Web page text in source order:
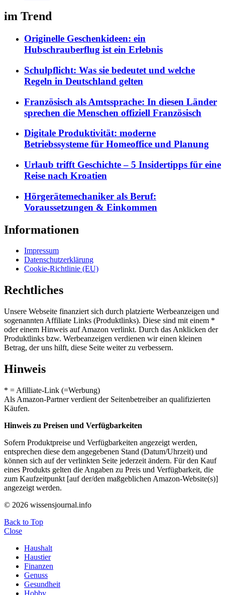
im Trend
Originelle Geschenkideen: ein
Hubschrauberflug ist ein Erlebnis
Schulpflicht: Was sie bedeutet und welche
Regeln in Deutschland gelten
Französisch als Amtssprache: In diesen Länder
sprechen die Menschen offiziell Französisch
Digitale Produktivität: moderne
Betriebssysteme für Homeoffice und Planung
Urlaub trifft Geschichte – 5 Insidertipps für eine
Reise nach Kroatien
Hörgerätemechaniker als Beruf:
Voraussetzungen & Einkommen
Informationen
Impressum
Datenschutzerklärung
Cookie-Richtlinie (EU)
Rechtliches
Unsere Webseite finanziert sich durch platzierte Werbeanzeigen und
sogenannten Affiliate Links (Produktlinks). Diese sind mit einem *
oder einem Hinweis auf Amazon verlinkt. Durch das Anklicken der
Produktlinks bzw. Werbeanzeigen verdienen wir einen kleinen
Betrag, der uns hilft, diese Seite weiter zu verbessern.
Hinweis
* = Afilliate-Link (=Werbung)
Als Amazon-Partner verdient der Seitenbetreiber an qualifizierten
Käufen.
Hinweis zu Preisen und Verfügbarkeiten
Sofern Produktpreise und Verfügbarkeiten angezeigt werden,
entsprechen diese dem angegebenen Stand (Datum/Uhrzeit) und
können sich auf der verlinkten Seite jederzeit ändern. Für den Kauf
eines Produkts gelten die Angaben zu Preis und Verfügbarkeit, die
zum Kaufzeitpunkt [auf der/den maßgeblichen Amazon-Website(s)]
angezeigt werden.
© 2026 wissensjournal.info
Back to Top
Close
Haushalt
Haustier
Finanzen
Genuss
Gesundheit
Hobby